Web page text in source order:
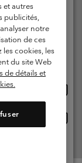
Impressum
et autres
publicités,
notre
de ces
les cookies, les
du site Web
de détails et
et
ligne